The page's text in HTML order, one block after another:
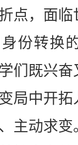
点，面
份转换
们既兴
局中开
主动求